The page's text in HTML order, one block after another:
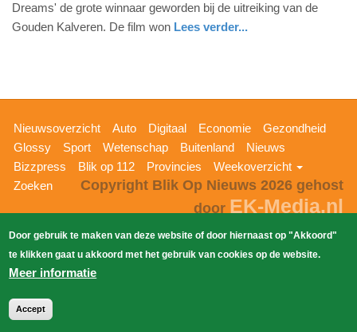
2023
-
04-
2025
09:10
Dreams' de grote winnaar geworden bij de uitreiking van de
Gouden Kalveren. De film won Lees verder...
Hoofdnavigatie
Nieuwsoverzicht Auto Digitaal Economie
Gezondheid
Glossy
Sport Wetenschap Buitenland
Nieuws
Bizzpress
Blik op 112 Provincies
Weekoverzicht
Zoeken
Copyright Blik Op Nieuws 2026 gehost
door EK-Media.nl
Door gebruik te maken van deze website of door hiernaast op "Akkoord"
te klikken gaat u akkoord met het gebruik van cookies op de website.
Meer informatie
Accept